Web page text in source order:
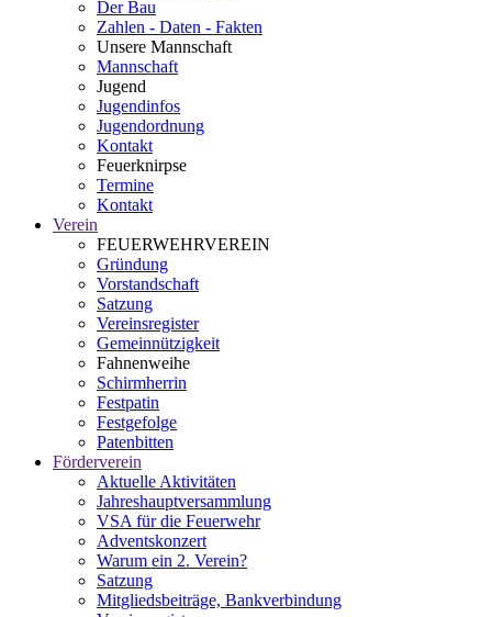
Der Bau
Zahlen - Daten - Fakten
Unsere Mannschaft
Mannschaft
Jugend
Jugendinfos
Jugendordnung
Kontakt
Feuerknirpse
Termine
Kontakt
Verein
FEUERWEHRVEREIN
Gründung
Vorstandschaft
Satzung
Vereinsregister
Gemeinnützigkeit
Fahnenweihe
Schirmherrin
Festpatin
Festgefolge
Patenbitten
Förderverein
Aktuelle Aktivitäten
Jahreshauptversammlung
VSA für die Feuerwehr
Adventskonzert
Warum ein 2. Verein?
Satzung
Mitgliedsbeiträge, Bankverbindung